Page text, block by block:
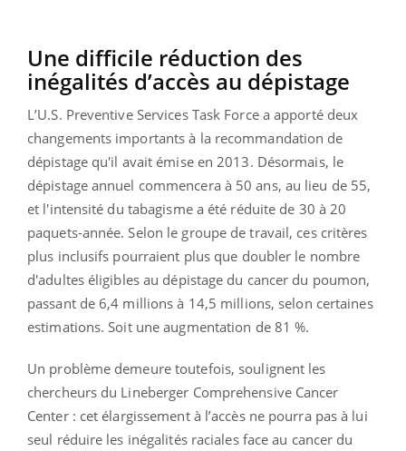
Une difficile réduction des
inégalités d’accès au dépistage
L’U.S. Preventive Services Task Force a apporté deux
changements importants à la recommandation de
dépistage qu'il avait émise en 2013. Désormais, le
dépistage annuel commencera à 50 ans, au lieu de 55,
et l'intensité du tabagisme a été réduite de 30 à 20
paquets-année. Selon le groupe de travail, ces critères
plus inclusifs pourraient plus que doubler le nombre
d'adultes éligibles au dépistage du cancer du poumon,
passant de 6,4 millions à 14,5 millions, selon certaines
estimations. Soit une augmentation de 81 %.
Un problème demeure toutefois, soulignent les
chercheurs du Lineberger Comprehensive Cancer
Center : cet élargissement à l’accès ne pourra pas à lui
seul réduire les inégalités raciales face au cancer du